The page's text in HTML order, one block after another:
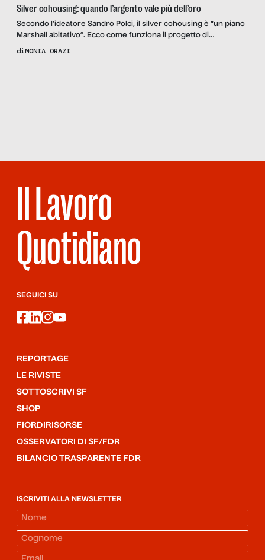
Silver cohousing: quando l’argento vale più dell’oro
Secondo l’ideatore Sandro Polci, il silver cohousing è “un piano
Marshall abitativo”. Ecco come funziona il progetto di
residenzialità condivisa per anziani che abbatte i costi, migliora
diMONIA ORAZI
Il Lavoro
Quotidiano
SEGUICI SU
facebook
linkedin
instagram
youtube
REPORTAGE
LE RIVISTE
SOTTOSCRIVI SF
SHOP
FIORDIRISORSE
OSSERVATORI DI SF/FDR
BILANCIO TRASPARENTE FDR
ISCRIVITI ALLA NEWSLETTER